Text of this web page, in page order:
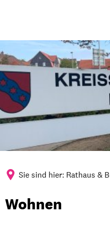
Sie sind hier: Rathaus &
Wohnen
Wohnen